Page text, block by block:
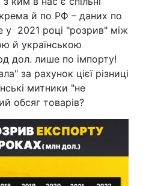
й по РФ – даних по
у 2021 році "розрив" між
й українською
дол. лише по імпорту!
за рахунок цієї різниці
митники "не
обсяг товарів?